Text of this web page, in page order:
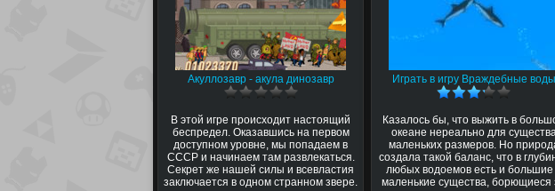
Акуллозавр - акула динозавр
В этой игре происходит настоящий
беспредел. Оказавшись на первом
доступном уровне, мы попадаем в
СССР и начинаем там развлекаться.
Секрет же нашей силы и всевластия
заключается в одном странном звере.
Играть в игру Враждебные воды
Казалось бы, что выжить в
океане нереально для
маленьких размеров. Но
создала такой баланс, что в
любых водоемов есть и большие
маленькие существа, борющиеся